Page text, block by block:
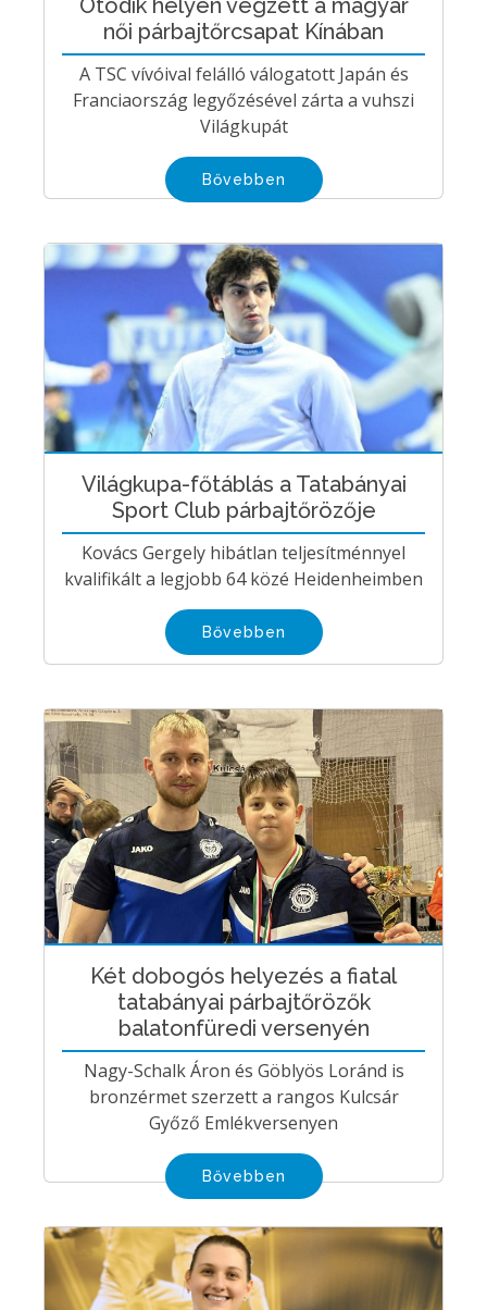
Ötödik helyen végzett a magyar
női párbajtőrcsapat Kínában
A TSC vívóival felálló válogatott Japán és
Franciaország legyőzésével zárta a vuhszi
Világkupát
Bővebben
Világkupa-főtáblás a Tatabányai
Sport Club párbajtőrözője
Kovács Gergely hibátlan teljesítménnyel
kvalifikált a legjobb 64 közé Heidenheimben
Bővebben
Két dobogós helyezés a fiatal
tatabányai párbajtőrözők
balatonfüredi versenyén
Nagy-Schalk Áron és Göblyös Loránd is
bronzérmet szerzett a rangos Kulcsár
Győző Emlékversenyen
Bővebben